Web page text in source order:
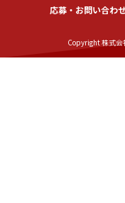
応募・お問い合わ
Copyright 株式会